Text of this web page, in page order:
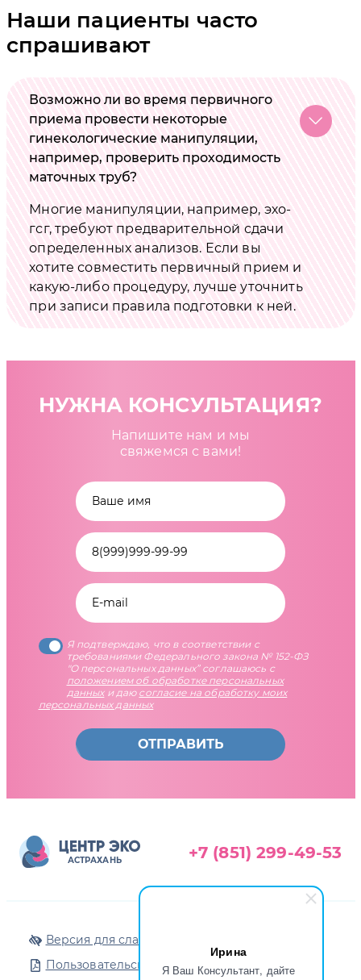
Ирина
Я Ваш Консультант, дайте
Наши пациенты часто
спрашивают
Возможно ли во время первичного
приема провести некоторые
гинекологические манипуляции,
например, проверить проходимость
маточных труб?
Многие манипуляции, например, эхо-
гсг, требуют предварительной сдачи
определенных анализов. Если вы
хотите совместить первичный прием и
какую-либо процедуру, лучше уточнить
при записи правила подготовки к ней.
НУЖНА КОНСУЛЬТАЦИЯ?
Напишите нам и мы
свяжемся с вами!
Я подтверждаю, что в соответствии с
требованиями Федерального закона № 152-ФЗ
"О персональных данных” соглашаюсь с
положением об обработке персональных
данныхи даю согласие на обработку моих
персональных данных
ОТПРАВИТЬ
АСТРАХАНЬ +7 (851) 299-49-53
Версия для слабовидящих
Пользовательское соглашение